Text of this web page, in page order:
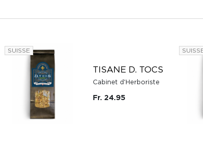
SUISSE
TISANE D. TOCS
Cabinet d'Herboriste
Fr. 24.95